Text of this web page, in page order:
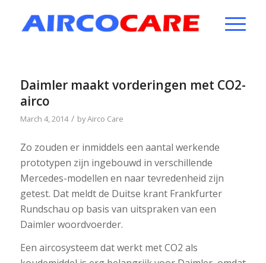
Daimler maakt vorderingen met CO2-
airco
March 4, 2014 / byAirco Care
Zo zouden er inmiddels een aantal werkende
prototypen zijn ingebouwd in verschillende
Mercedes-modellen en naar tevredenheid zijn
getest. Dat meldt de Duitse krant Frankfurter
Rundschau op basis van uitspraken van een
Daimler woordvoerder.
Een aircosysteem dat werkt met CO2 als